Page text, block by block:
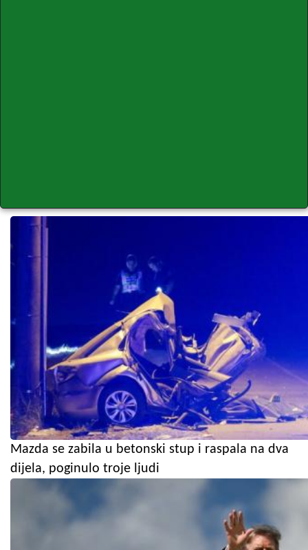
Mazda se zabila u betonski stup i raspala na dva
dijela, poginulo troje ljudi